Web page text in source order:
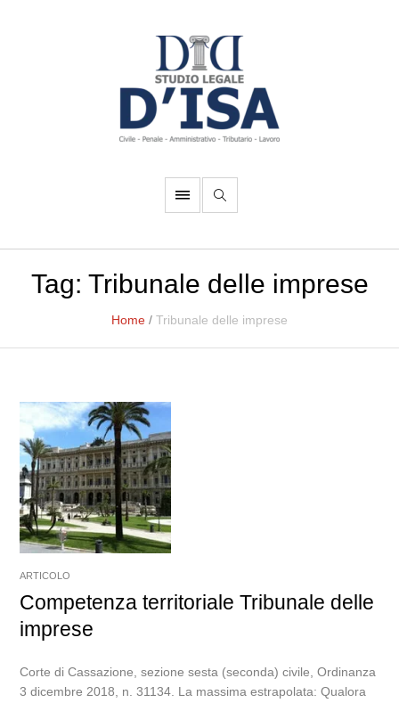
Tag: Tribunale delle imprese
Home / Tribunale delle imprese
ARTICOLO
Competenza territoriale Tribunale delle
imprese
Corte di Cassazione, sezione sesta (seconda) civile, Ordinanza
3 dicembre 2018, n. 31134. La massima estrapolata: Qualora